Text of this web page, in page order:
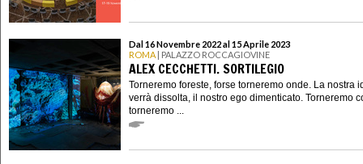
Dal 16 Novembre 2022 al 15 Aprile 2023
ROMA | PALAZZO ROCCAGIOVINE
ALEX CECCHETTI. SORTILEGIO
Torneremo foreste, forse torneremo onde. La nostra
verrà dissolta, il nostro ego dimenticato. Torneremo
torneremo ...